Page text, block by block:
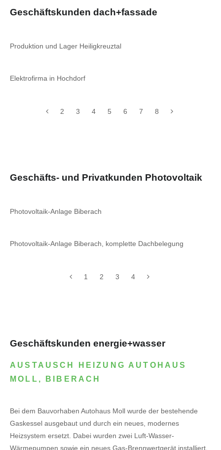
Geschäftskunden dach+fassade
Produktion und Lager Heiligkreuztal
Elektrofirma in Hochdorf
2 3 4 5 6 7 8
Geschäfts- und Privatkunden Photovoltaik
Photovoltaik-Anlage Biberach
Photovoltaik-Anlage Biberach, komplette Dachbelegung
1 2 3 4
Geschäftskunden energie+wasser
AUSTAUSCH HEIZUNG AUTOHAUS
MOLL, BIBERACH
Bei dem Bauvorhaben Autohaus Moll wurde der bestehende
Gaskessel ausgebaut und durch ein neues, modernes
Heizsystem ersetzt. Dabei wurden zwei Luft-Wasser-
Wärmepumpen sowie ein neues Gas-Brennwertgerät installiert.